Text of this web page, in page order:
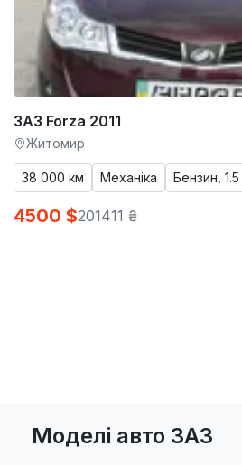
ЗАЗ Forza 2011
Житомир
38 000 км Механіка Бензин, 1.5
4500 $201411 ₴
Моделі авто ЗАЗ